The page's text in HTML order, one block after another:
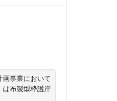
事業において
は布製型枠護岸